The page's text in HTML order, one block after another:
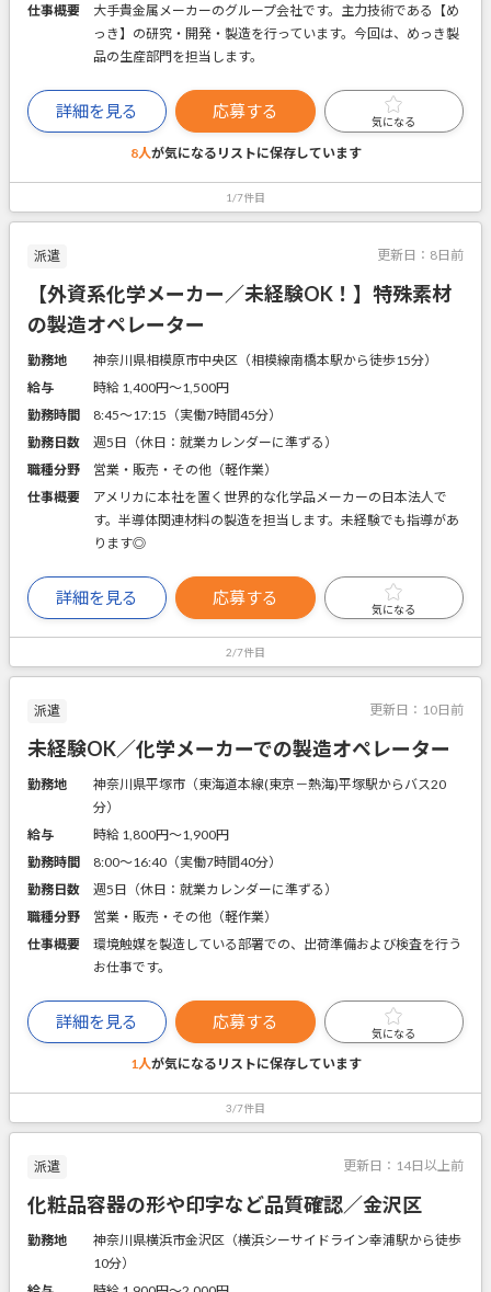
仕事概要
大手貴金属メーカーのグループ会社です。主力技術である【め
っき】の研究・開発・製造を行っています。今回は、めっき製
品の生産部門を担当します。
詳細を見る 応募する
気になる
8人が気になるリストに保存しています
1/7件目
派遣 更新日： 8日前
【外資系化学メーカー／未経験OK！】特殊素材
の製造オペレーター
勤務地
神奈川県相模原市中央区（相模線南橋本駅から徒歩15分）
給与
時給 1,400円〜1,500円
勤務時間
8:45～17:15（実働7時間45分）
勤務日数
週5日（休日：就業カレンダーに準ずる）
職種分野
営業・販売・その他（軽作業）
仕事概要
アメリカに本社を置く世界的な化学品メーカーの日本法人で
す。半導体関連材料の製造を担当します。未経験でも指導があ
ります◎
詳細を見る 応募する
気になる
2/7件目
派遣 更新日： 10日前
未経験OK／化学メーカーでの製造オペレーター
勤務地
神奈川県平塚市（東海道本線(東京－熱海)平塚駅からバス20
分）
給与
時給 1,800円〜1,900円
勤務時間
8:00～16:40（実働7時間40分）
勤務日数
週5日（休日：就業カレンダーに準ずる）
職種分野
営業・販売・その他（軽作業）
仕事概要
環境触媒を製造している部署での、出荷準備および検査を行う
お仕事です。
詳細を見る 応募する
気になる
1人が気になるリストに保存しています
3/7件目
派遣 更新日： 14日以上前
化粧品容器の形や印字など品質確認／金沢区
勤務地
神奈川県横浜市金沢区（横浜シーサイドライン幸浦駅から徒歩
10分）